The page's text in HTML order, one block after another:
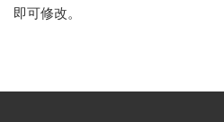
即可修改。